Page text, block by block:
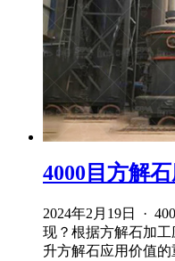
4000目方解
2024年2月19日 ·
现？根据方解石加
升方解石应用价值